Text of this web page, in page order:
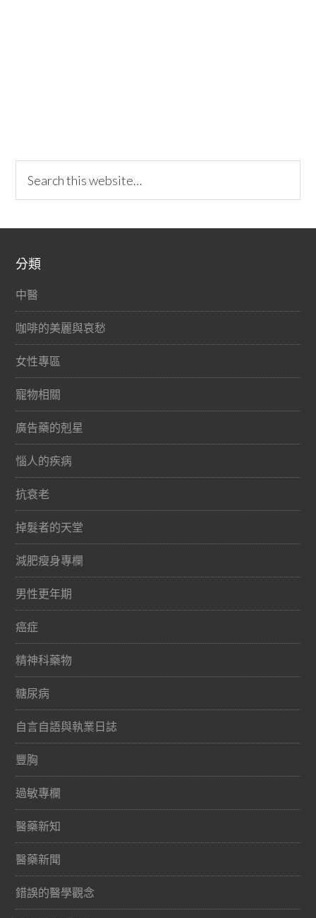
分類
中醫
咖啡的美麗與哀愁
女性專區
寵物相關
廣告藥的剋星
惱人的疾病
抗衰老
掉髮者的天堂
減肥瘦身專欄
男性更年期
癌症
精神科藥物
糖尿病
自言自語與執業日誌
豐胸
過敏專欄
醫藥新知
醫藥新聞
錯誤的醫學觀念